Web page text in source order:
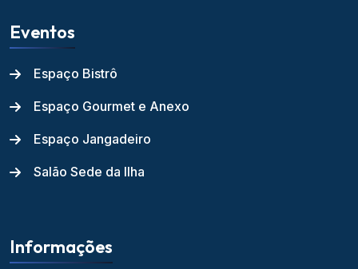
Eventos
Espaço Bistrô
Espaço Gourmet e Anexo
Espaço Jangadeiro
Salão Sede da Ilha
Informações